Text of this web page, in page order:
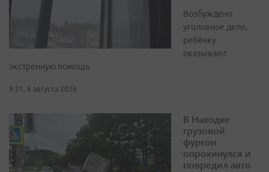
Возбуждено
уголовное дело,
ребёнку
оказывают
экстренную помощь
9:21, 6 августа 2026
В Находке
грузовой
фургон
опрокинулся и
повредил авто